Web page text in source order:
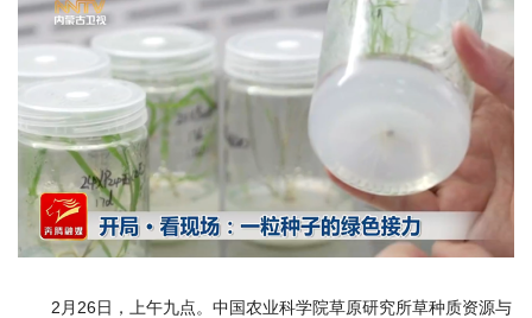
养
2月26日，上午九点。中国农业科学院草原研究所草种质资源与